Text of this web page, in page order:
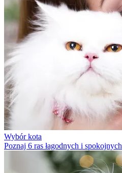
Wybór kota
Poznaj 6 ras łagodnych i